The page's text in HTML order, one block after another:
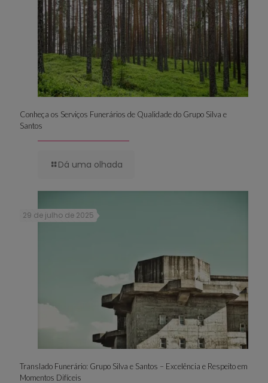
Conheça os Serviços Funerários de Qualidade do Grupo Silva e
Santos
Dá uma olhada
29 de julho de 2025
Translado Funerário: Grupo Silva e Santos – Excelência e Respeito em
Momentos Difíceis